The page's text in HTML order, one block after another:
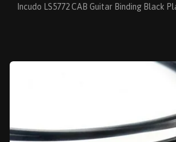
Incudo LS5772 CAB Guitar Binding Black